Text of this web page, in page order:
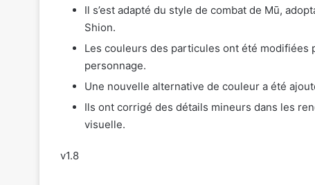
Il s’est adapté du style de combat de Mū,
Shion.
Les couleurs des particules ont été modifiées
personnage.
Une nouvelle alternative de couleur a été
Ils ont corrigé des détails mineurs dans les
visuelle.
v1.8